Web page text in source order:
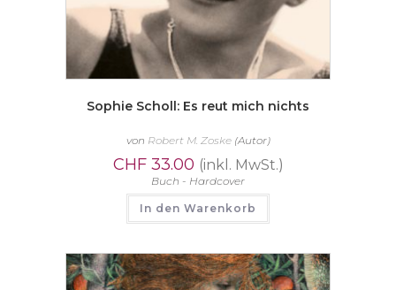
Sophie Scholl: Es reut mich nichts
von Robert M. Zoske(Autor)
CHF33.00 (inkl. MwSt.)
Buch - Hardcover
In den Warenkorb